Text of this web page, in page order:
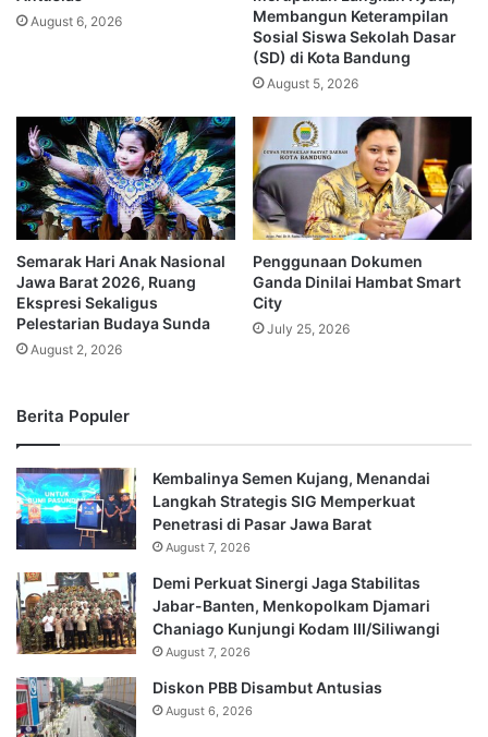
August 6, 2026
Membangun Keterampilan
Sosial Siswa Sekolah Dasar
(SD) di Kota Bandung
August 5, 2026
Semarak Hari Anak Nasional
Jawa Barat 2026, Ruang
Ekspresi Sekaligus
Pelestarian Budaya Sunda
August 2, 2026
Penggunaan Dokumen
Ganda Dinilai Hambat Smart
City
July 25, 2026
Berita Populer
Kembalinya Semen Kujang, Menandai
Langkah Strategis SIG Memperkuat
Penetrasi di Pasar Jawa Barat
August 7, 2026
Demi Perkuat Sinergi Jaga Stabilitas
Jabar-Banten, Menkopolkam Djamari
Chaniago Kunjungi Kodam III/Siliwangi
August 7, 2026
Diskon PBB Disambut Antusias
August 6, 2026